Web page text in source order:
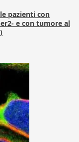
pazienti con
e con tumore al